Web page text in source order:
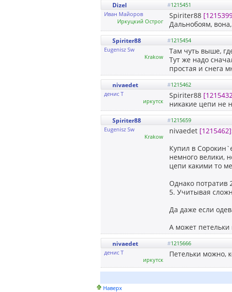
Dizel #1215451
Иван Майоров
Иркуцкий Острог
Spiriter88
Дальнобоям,
Spiriter88 #1215454
Eugenisz Sw
Krakow
Там чуть выше,
Тут же надо
простая и снега
nivaedet #1215462
денис Т
иркутск
Spiriter88
никакие цепи не
Spiriter88 #1215659
Eugenisz Sw
Krakow
nivaedet [1215462]
Купил в
немного велики,
цепи какими то
Однако потратив
5. Учитывая
Да даже если
А может петельки
nivaedet #1215666
денис Т
иркутск
Петельки можно,
Наверх